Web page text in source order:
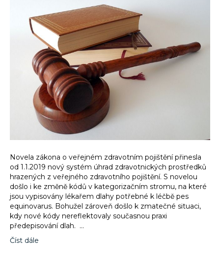
Novela zákona o veřejném zdravotním pojištění přinesla
od 1.1.2019 nový systém úhrad zdravotnických prostředků
hrazených z veřejného zdravotního pojištění. S novelou
došlo i ke změně kódů v kategorizačním stromu, na které
jsou vypisovány lékařem dlahy potřebné k léčbě pes
equinovarus. Bohužel zároveň došlo k zmatečné situaci,
kdy nové kódy nereflektovaly současnou praxi
předepisování dlah. …
Číst dále